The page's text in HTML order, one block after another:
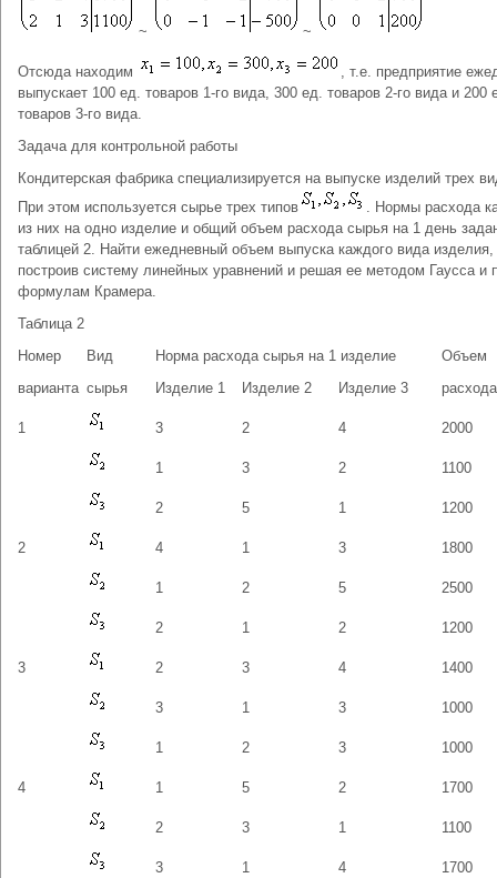
~ ~
Отсюда находим
, т.е. предприятие
выпускает 100 ед. товаров 1-го вида, 300 ед. товаров 2-го вида и 200
товаров 3-го вида.
Задача для контрольной работы
Кондитерская фабрика специализируется на выпуске изделий трех
При этом используется сырье трех типов
. Нормы расхода
из них на одно изделие и общий объем расхода сырья на 1 день
таблицей 2. Найти ежедневный объем выпуска каждого вида изделия,
построив систему линейных уравнений и решая ее методом Гаусса и
формулам Крамера.
Таблица 2
Номер
варианта
Вид
сырья
Норма расхода сырья на 1 изделие
Объем
Изделие 1 Изделие 2 Изделие 3
1 3 2 4 2000
1 3 2 1100
2 5 1 1200
2 4 1 3 1800
1 2 5 2500
2 1 2 1200
3 2 3 4 1400
3 1 3 1000
1 2 3 1000
4 1 5 2 1700
2 3 1 1100
3 1 4 1700